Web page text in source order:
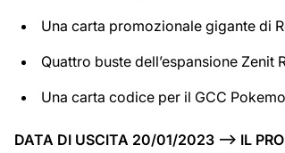
Una carta promozionale gigante di
Quattro buste dell’espansione Zenit
Una carta codice per il GCC
DATA DI USCITA 20/01/2023 --> IL